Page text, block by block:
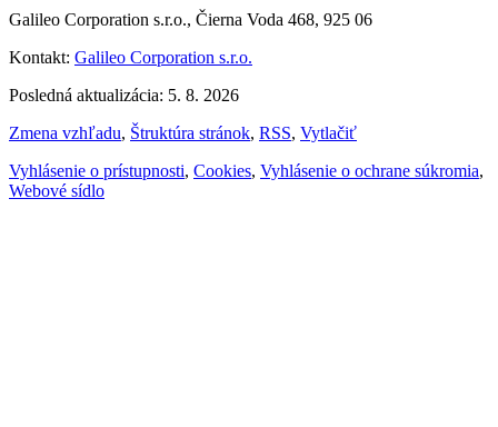
Galileo Corporation s.r.o., Čierna Voda 468, 925 06
Kontakt: Galileo Corporation s.r.o.
Posledná aktualizácia: 5. 8. 2026
Zmena vzhľadu, Štruktúra stránok, RSS, Vytlačiť
Vyhlásenie o prístupnosti, Cookies, Vyhlásenie o ochrane súkromia,
Webové sídlo